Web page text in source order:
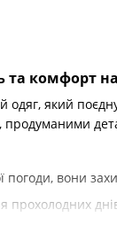
та комфорт
який
погоди, вони
прохолодних